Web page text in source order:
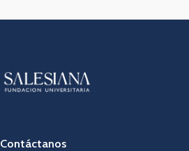
Contáctanos